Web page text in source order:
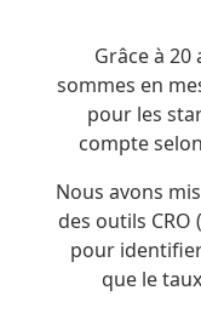
Grâce à 20
sommes en
pour les
compte
Nous avons
des outils
pour
que le